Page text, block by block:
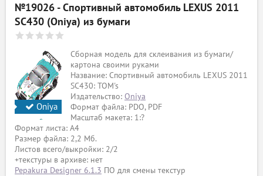
№19026 - Спортивный автомобиль LEXUS 2011
SC430 (Oniya) из бумаги
Oniya
Сборная модель для склеивания из бумаги/
картона своими руками
Название: Спортивный автомобиль LEXUS 2011
SC430: TOM's
Издательство: Oniya
Формат файла: PDO, PDF
Масштаб макета: 1:?
Формат листа: А4
Размер файла: 2,2 Мб.
Листов всего/выкройки: 2/2
+текстуры в архиве: нет
Pepakura Designer 6.1.3 ПО для смены текстур